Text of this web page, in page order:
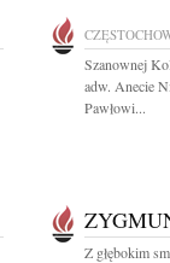
Szanownej
adw. Anecie
Pawłowi...
Z głębokim